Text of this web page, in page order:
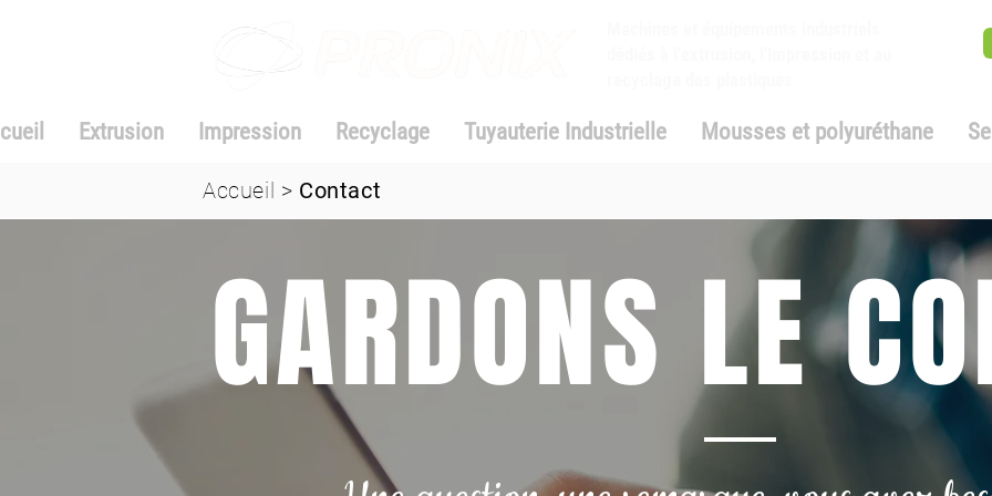
Extrusion Impression Recyclage Tuyauterie Industrielle Mousses et polyuréthane
Accueil > Contact
GARDONS LE